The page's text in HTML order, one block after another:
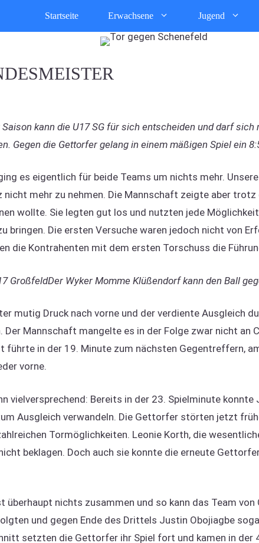
Startseite Erwachsene Jugend
kann die U17 SG für sich entscheiden und darf sich
Gegen die Gettorfer gelang in einem mäßigen Spiel ein
es eigentlich für beide Teams um nichts mehr.
nicht mehr zu nehmen. Die Mannschaft zeigte aber
wollte. Sie legten gut los und nutzten jede
bringen. Die ersten Versuche waren jedoch nicht von
die Kontrahenten mit dem ersten Torschuss die
Der Wyker Momme Klüßendorf kann den Ball
mutig Druck nach vorne und der verdiente Ausgleich
Mannschaft mangelte es in der Folge zwar nicht an
führte in der 19. Minute zum nächsten Gegentreffern,
vorne.
vielversprechend: Bereits in der 23. Spielminute konnte
Ausgleich verwandeln. Die Gettorfer störten jetzt
Tormöglichkeiten. Leonie Korth, die
beklagen. Doch auch sie konnte die erneute
nichts zusammen und so kann das Team von
und gegen Ende des Drittels Justin Obojiagbe
setzten die Gettorfer ihr Spiel fort und kamen in der